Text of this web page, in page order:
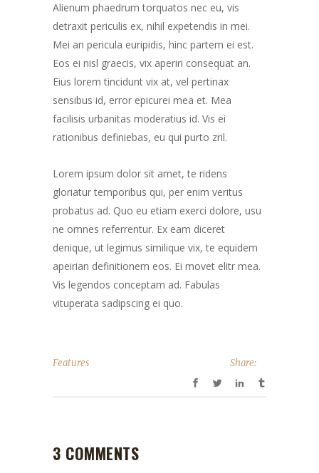
Alienum phaedrum torquatos nec eu, vis
detraxit periculis ex, nihil expetendis in mei.
Mei an pericula euripidis, hinc partem ei est.
Eos ei nisl graecis, vix aperiri consequat an.
Eius lorem tincidunt vix at, vel pertinax
sensibus id, error epicurei mea et. Mea
facilisis urbanitas moderatius id. Vis ei
rationibus definiebas, eu qui purto zril.
Lorem ipsum dolor sit amet, te ridens
gloriatur temporibus qui, per enim veritus
probatus ad. Quo eu etiam exerci dolore, usu
ne omnes referrentur. Ex eam diceret
denique, ut legimus similique vix, te equidem
apeirian definitionem eos. Ei movet elitr mea.
Vis legendos conceptam ad. Fabulas
vituperata sadipscing ei quo.
Features Share:
3 COMMENTS